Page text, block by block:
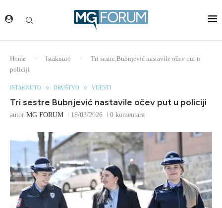
Home - Istaknuto -
Tri sestre Bubnjević nastavile očev put u
policiji
ISTAKNUTO DRUŠTVO VIJESTI
Tri sestre Bubnjević nastavile očev put u policiji
autor MG FORUM 18/03/2026 0 komentara